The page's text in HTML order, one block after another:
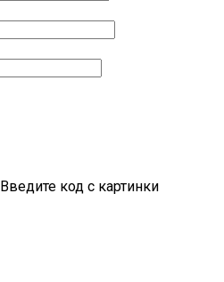
Введите код с картинки